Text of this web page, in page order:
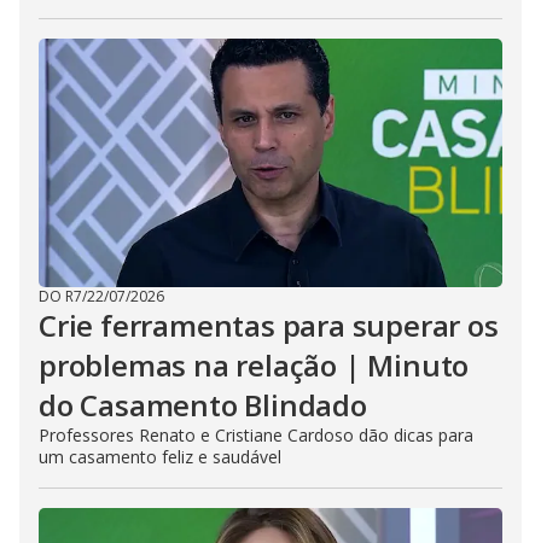
DO R7/22/07/2026
Crie ferramentas para superar os
problemas na relação | Minuto
do Casamento Blindado
Professores Renato e Cristiane Cardoso dão dicas para
um casamento feliz e saudável